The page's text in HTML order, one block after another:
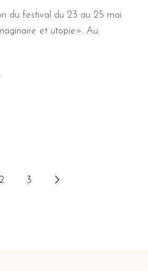
du festival du 23 au 25 mai
et utopie». Au
2 3